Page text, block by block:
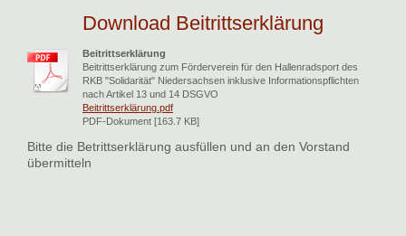
Download Beitrittserklärung
Beitrittserklärung
Beitrittserklärung zum Förderverein für den Hallenradsport des
RKB "Solidarität" Niedersachsen inklusive Informationspflichten
nach Artikel 13 und 14 DSGVO
Beitrittserklärung.pdf
PDF-Dokument [163.7 KB]
Bitte die Betrittserklärung ausfüllen und an den Vorstand
übermitteln